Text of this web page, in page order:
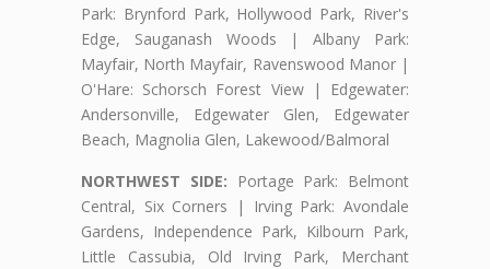
Park: Brynford Park, Hollywood Park, River's
Edge, Sauganash Woods | Albany Park:
Mayfair, North Mayfair, Ravenswood Manor |
O'Hare: Schorsch Forest View | Edgewater:
Andersonville, Edgewater Glen, Edgewater
Beach, Magnolia Glen, Lakewood/Balmoral
NORTHWEST SIDE: Portage Park: Belmont
Central, Six Corners | Irving Park: Avondale
Gardens, Independence Park, Kilbourn Park,
Little Cassubia, Old Irving Park, Merchant